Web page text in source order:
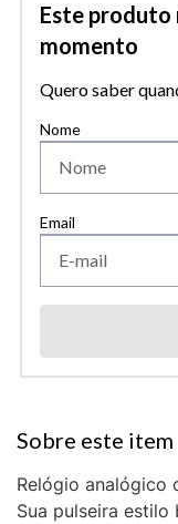
Este produto
momento
Quero saber
Relógio analógico
Sua pulseira estilo